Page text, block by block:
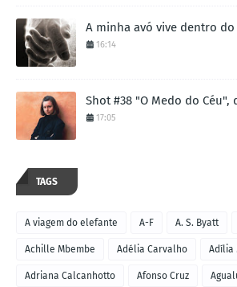
A minha avó vive dentro
16:14
Shot #38 "O Medo do Céu",
17:05
TAGS
A viagem do elefante A-F A. S. Byatt
Achille Mbembe Adélia Carvalho Adília
Adriana Calcanhotto Afonso Cruz